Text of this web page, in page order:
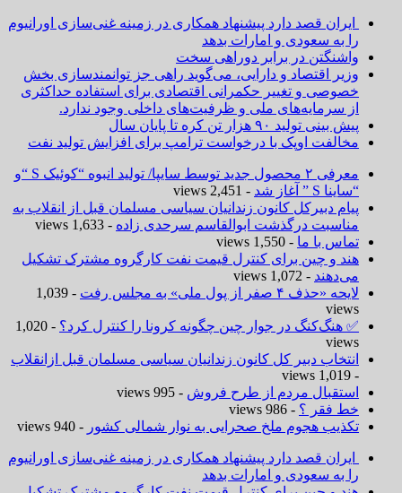
ایران قصد دارد پیشنهاد همکاری در زمینه غنی‌سازی اورانیوم
را به سعودی و امارات بدهد
واشنگتن در برابر دوراهی سخت
وزیر اقتصاد و دارایی، می‌گوید راهی جز توانمندسازی بخش
خصوصی و تغییر حکمرانی اقتصادی برای استفاده حداکثری
از سرمایه‌های ملی و ظرفیت‌های داخلی وجود ندارد.
پیش بینی تولید ۹۰ هزار تن کره تا پایان سال
مخالفت اوپک با درخواست ترامپ برای افزایش تولید نفت
معرفی ۲ محصول جدید توسط سایپا/ تولید انبوه “کوئیک S “و
“ساینا S ” آغاز شد
- 2,451 views
پیام دبیرکل کانون زندانیان سیاسی مسلمان قبل از انقلاب به
مناسبت درگذشت ابوالقاسم سرحدی زاده - 1,633 views
تماس با ما - 1,550 views
هند و چین برای کنترل قیمت نفت کارگروه مشترک تشکیل
می‌دهند - 1,072 views
لایحه «حذف ۴ صفر از پول ملی» به مجلس رفت
- 1,039
views
✅ هنگ‌کنگ در جوار چین چگونه کرونا را کنترل کرد؟
- 1,020
views
انتخاب دبیر کل کانون زندانیان سیاسی مسلمان قبل ازانقلاب
- 1,019 views
استقبال مردم از طرح فروش - 995 views
خط فقر ؟ - 986 views
تکذیب هجوم ملخ صحرایی به نوار شمالی کشور - 940 views
ایران قصد دارد پیشنهاد همکاری در زمینه غنی‌سازی اورانیوم
را به سعودی و امارات بدهد